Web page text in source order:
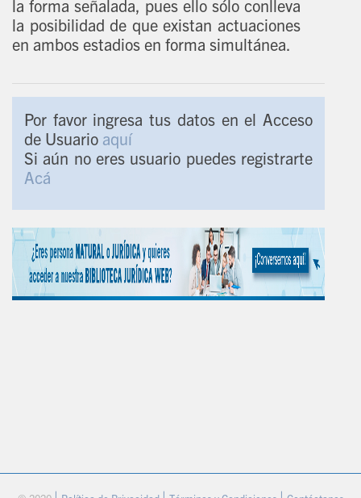
la forma señalada, pues ello sólo conlleva
la posibilidad de que existan actuaciones
en ambos estadios en forma simultánea.
Por favor ingresa tus datos en el Acceso
de Usuario aquí
Si aún no eres usuario puedes registrarte
Acá